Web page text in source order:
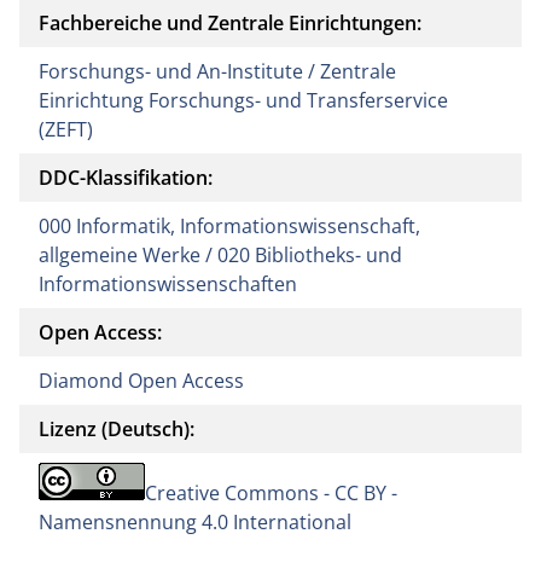
Fachbereiche und Zentrale Einrichtungen:
Forschungs- und An-Institute / Zentrale
Einrichtung Forschungs- und Transferservice
(ZEFT)
DDC-Klassifikation:
000 Informatik, Informationswissenschaft,
allgemeine Werke / 020 Bibliotheks- und
Informationswissenschaften
Open Access:
Diamond Open Access
Lizenz (Deutsch):
Creative Commons - CC BY -
Namensnennung 4.0 International